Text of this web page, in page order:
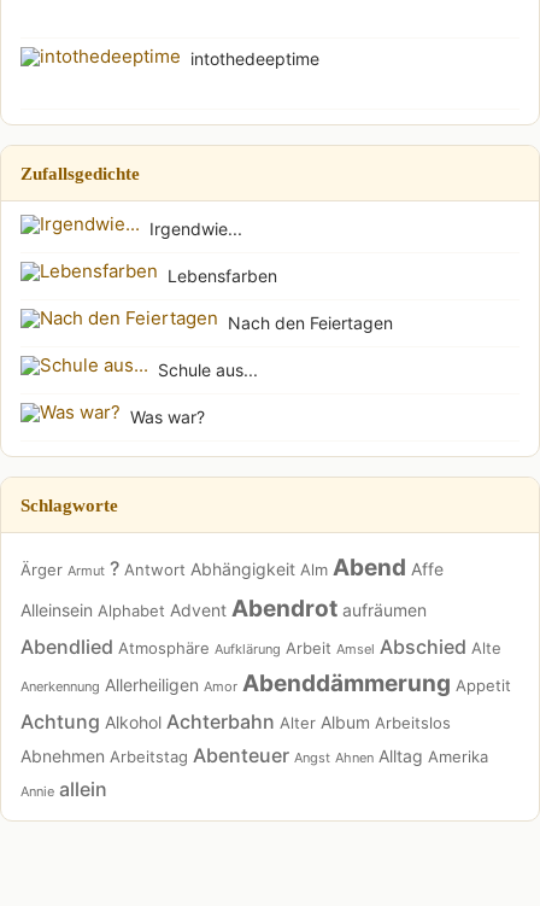
intothedeeptime
Zufallsgedichte
Irgendwie...
Lebensfarben
Nach den Feiertagen
Schule aus...
Was war?
Schlagworte
Ärger Armut ? Antwort Abhängigkeit Alm Abend Affe
Alleinsein Alphabet Advent Abendrot aufräumen
Abendlied Atmosphäre Aufklärung Arbeit Amsel Abschied Alte
Anerkennung Allerheiligen Amor Abenddämmerung Appetit
Achtung Alkohol Achterbahn Alter Album Arbeitslos
Abnehmen Arbeitstag Abenteuer Angst Ahnen Alltag Amerika
Annie allein